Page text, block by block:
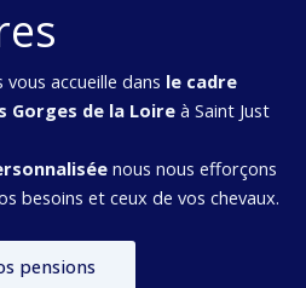
accueille dans le cadre
Gorges de la Loireà Saint Just
nous nous efforçons
besoins et ceux de vos chevaux.
pensions